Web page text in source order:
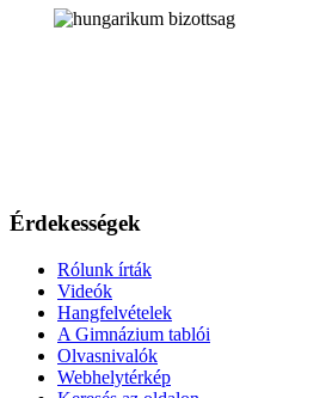
Érdekességek
Rólunk írták
Videók
Hangfelvételek
A Gimnázium tablói
Olvasnivalók
Webhelytérkép